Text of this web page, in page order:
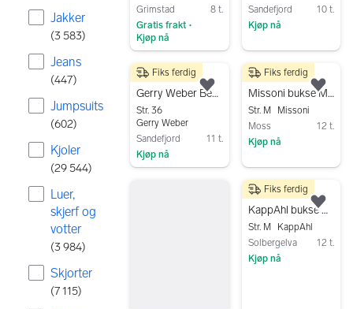
Jakker
(3 583)
Jeans
(447)
Jumpsuits
(602)
Kjoler
(29 544)
Luer,
skjerf og
votter
(3 984)
Skjorter
(7 115)
Grimstad
8 t.
Gratis frakt •
Kjøp nå
Sandefjord
10 t.
Kjøp nå
Gå til annonsen
130 kr
Gerry Weber Best4me Roxeri bukse str 36 flerfarget bomull
Str. 36
Gerry Weber
Sandefjord
11 t.
Kjøp nå
Fiks ferdig
Legg til som favoritt.
900 kr
Missoni bukse M flerfarget dame
Str. M
Missoni
Moss
12 t.
Kjøp nå
Fiks ferdig
Gå til annonsen
200 kr
KappAhl bukse M flerfarget og tilsvarende topp/bluse polyester dame
Str. M
KappAhl
Solbergelva
12 t.
Kjøp nå
Fiks ferdig